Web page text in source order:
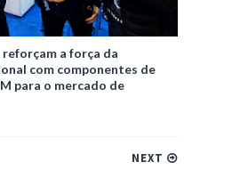
reforçam a força da
com componentes de
para o mercado de
NEXT